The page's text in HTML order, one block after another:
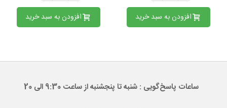
افزودن به سبد خرید افزودن به سبد خرید
ساعات پاسخ‌گویی : شنبه تا پنجشنبه از ساعت 9:30 الی 20